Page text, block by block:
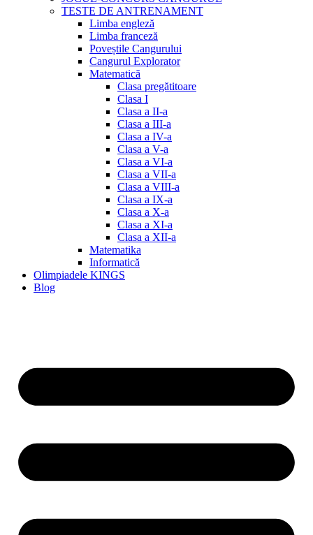
TESTE DE ANTRENAMENT
Limba engleză
Limba franceză
Poveștile Cangurului
Cangurul Explorator
Matematică
Clasa pregătitoare
Clasa I
Clasa a II-a
Clasa a III-a
Clasa a IV-a
Clasa a V-a
Clasa a VI-a
Clasa a VII-a
Clasa a VIII-a
Clasa a IX-a
Clasa a X-a
Clasa a XI-a
Clasa a XII-a
Matematika
Informatică
Olimpiadele KINGS
Blog